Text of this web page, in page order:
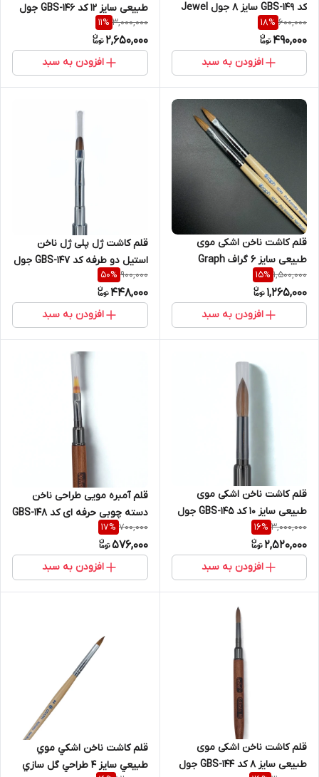
کد GBS-149 سایز 8 جول Jewel
600,000
18%
490,000
افزودن به سبد
طبیعی سایز 12 کد GBS-146 جول
Jewel
3,000,000
11%
2,650,000
افزودن به سبد
قلم کاشت ناخن اشکی موی
طبیعی سایز 6 گراف Graph
1,500,000
15%
1,265,000
افزودن به سبد
قلم کاشت ژل پلی ژل ناخن
استیل دو طرفه کد GBS-147 جول
Jewel
900,000
50%
448,000
افزودن به سبد
قلم کاشت ناخن اشکی موی
طبیعی سایز 10 کد GBS-145 جول
Jewel
3,000,000
16%
2,520,000
افزودن به سبد
قلم آمبره مویی طراحی ناخن
دسته چوبی حرفه ای کد GBS-148
جول Jewel
700,000
17%
576,000
افزودن به سبد
قلم کاشت ناخن اشکی موی
طبیعی سایز 8 کد GBS-144 جول
قلم کاشت ناخن اشکي موي
طبيعي سايز 4 طراحي گل سازي